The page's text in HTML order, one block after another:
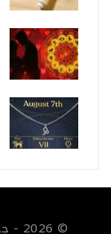
© 2026 - جميع الحقوق محفوظة لموقع الراقية